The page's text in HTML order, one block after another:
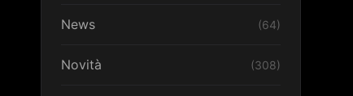
News (64)
Novità (308)